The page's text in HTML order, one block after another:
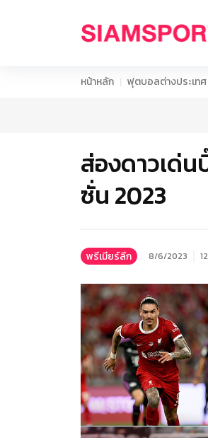
หน้าหลัก ฟุตบอลต่างประเทศ
ส่องดาวเด่
ซั่น 2023
พรีเมียร์ลีก 8/6/2023